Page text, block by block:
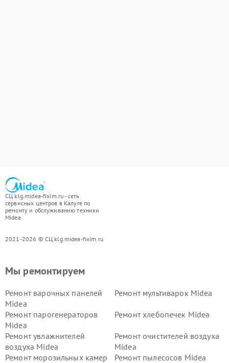
СЦ klg.midea-fixim.ru - сеть
сервисных центров в Калуге по
ремонту и обслуживанию техники
Midea
2021-2026 © СЦ klg.midea-fixim.ru
Мы ремонтируем
Ремонт варочных панелей
Midea
Ремонт мультиварок Midea
Ремонт парогенераторов
Midea
Ремонт хлебопечек Midea
Ремонт увлажнителей
воздуха Midea
Ремонт очистителей воздуха
Midea
Ремонт морозильных камер
Ремонт пылесосов Midea